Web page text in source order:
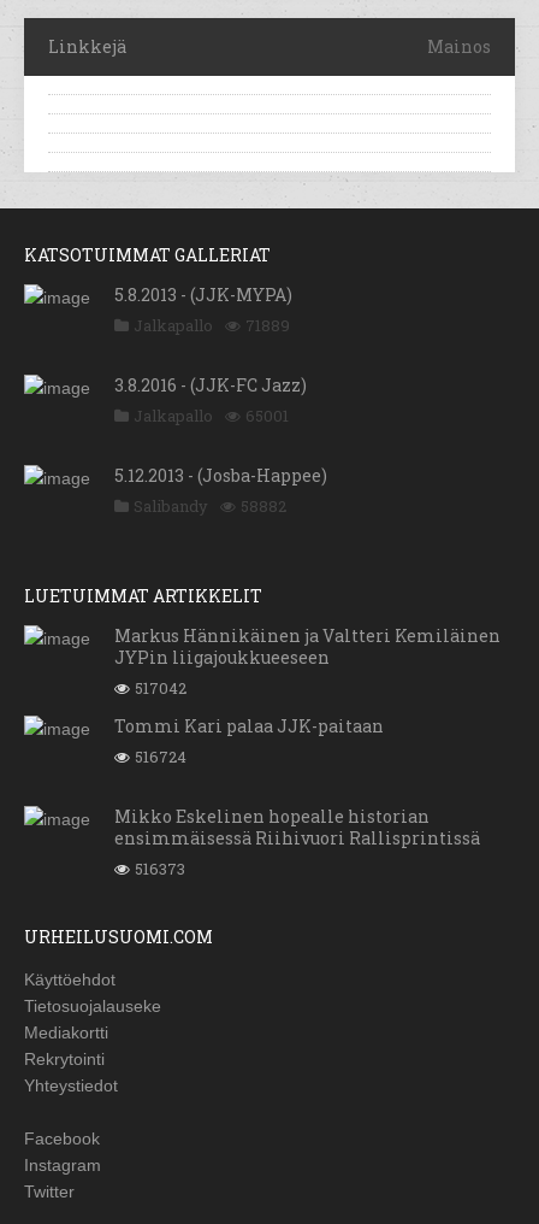
Linkkejä Mainos
KATSOTUIMMAT GALLERIAT
5.8.2013 - (JJK-MYPA)
Jalkapallo 71889
3.8.2016 - (JJK-FC Jazz)
Jalkapallo 65001
5.12.2013 - (Josba-Happee)
Salibandy 58882
LUETUIMMAT ARTIKKELIT
Markus Hännikäinen ja Valtteri Kemiläinen
JYPin liigajoukkueeseen
517042
Tommi Kari palaa JJK-paitaan
516724
Mikko Eskelinen hopealle historian
ensimmäisessä Riihivuori Rallisprintissä
516373
URHEILUSUOMI.COM
Käyttöehdot
Tietosuojalauseke
Mediakortti
Rekrytointi
Yhteystiedot
Facebook
Instagram
Twitter